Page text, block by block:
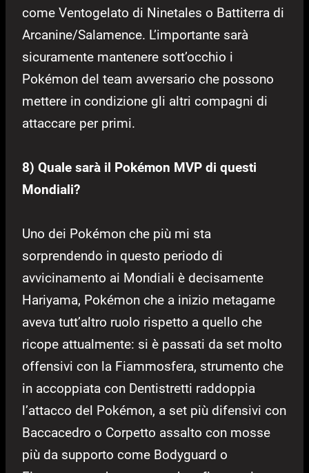
come Ventogelato di Ninetales o Battiterra di
Arcanine/Salamence. L’importante sarà
sicuramente mantenere sott’occhio i
Pokémon del team avversario che possono
mettere in condizione gli altri compagni di
attaccare per primi.
8) Quale sarà il Pokémon MVP di questi
Mondiali?
Uno dei Pokémon che più mi sta
sorprendendo in questo periodo di
avvicinamento ai Mondiali è decisamente
Hariyama, Pokémon che a inizio metagame
aveva tutt’altro ruolo rispetto a quello che
ricope attualmente: si è passati da set molto
offensivi con la Fiammosfera, strumento che
in accoppiata con Dentistretti raddoppia
l’attacco del Pokémon, a set più difensivi con
Baccacedro o Corpetto assalto con mosse
più da supporto come Bodyguard o